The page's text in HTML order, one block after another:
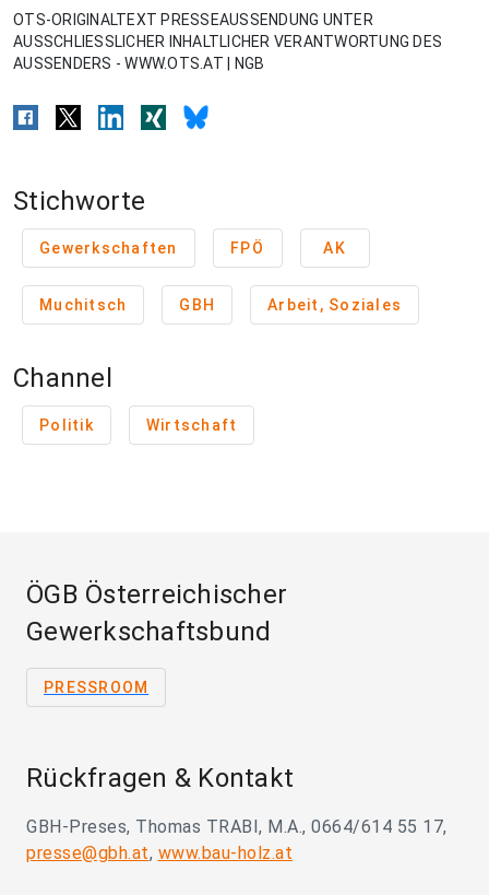
OTS-ORIGINALTEXT PRESSEAUSSENDUNG UNTER
AUSSCHLIESSLICHER INHALTLICHER VERANTWORTUNG DES
AUSSENDERS - WWW.OTS.AT | NGB
Stichworte
Gewerkschaften FPÖ AK
Muchitsch GBH Arbeit, Soziales
Channel
Politik Wirtschaft
ÖGB Österreichischer
Gewerkschaftsbund
PRESSROOM
Rückfragen & Kontakt
GBH-Preses, Thomas TRABI, M.A., 0664/614 55 17,
presse@gbh.at, www.bau-holz.at